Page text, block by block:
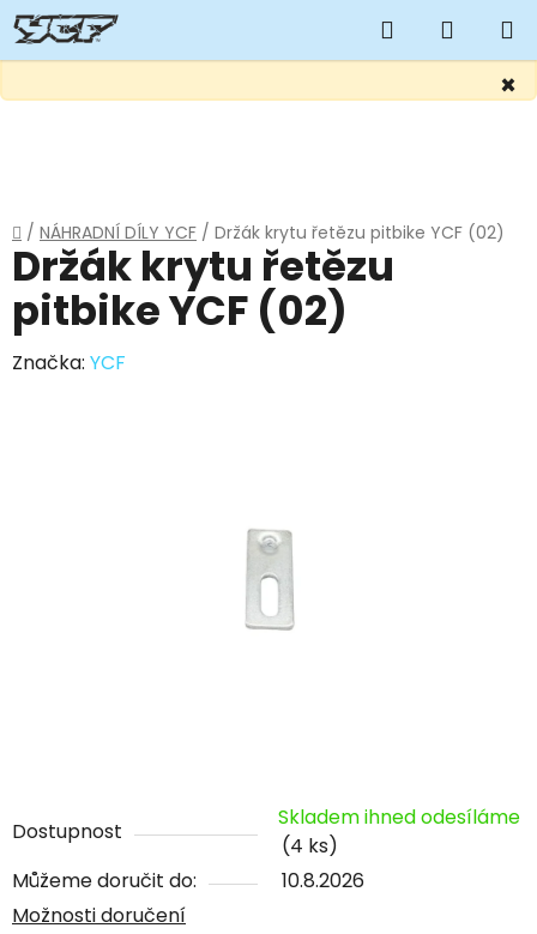
×
Hledat
KOŠÍK
Domů
/ NÁHRADNÍ DÍLY YCF / Držák krytu řetězu pitbike YCF (02)
Dostupnost
Skladem ihned odesíláme
(4 ks)
Můžeme doručit do:
10.8.2026
Možnosti doručení
Držák krytu řetězu
pitbike YCF (02)
Značka: YCF